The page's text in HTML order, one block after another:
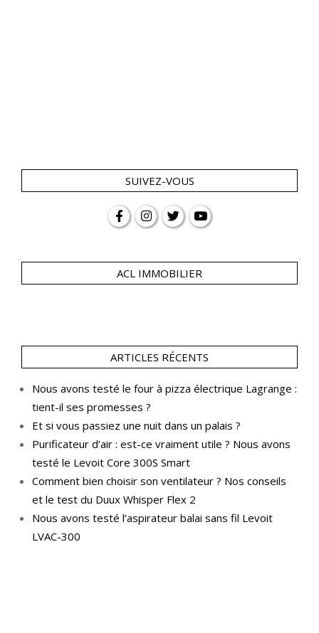
SUIVEZ-VOUS
ACL IMMOBILIER
ARTICLES RÉCENTS
Nous avons testé le four à pizza électrique Lagrange :
tient-il ses promesses ?
Et si vous passiez une nuit dans un palais ?
Purificateur d’air : est-ce vraiment utile ? Nous avons
testé le Levoit Core 300S Smart
Comment bien choisir son ventilateur ? Nos conseils
et le test du Duux Whisper Flex 2
Nous avons testé l’aspirateur balai sans fil Levoit
LVAC-300